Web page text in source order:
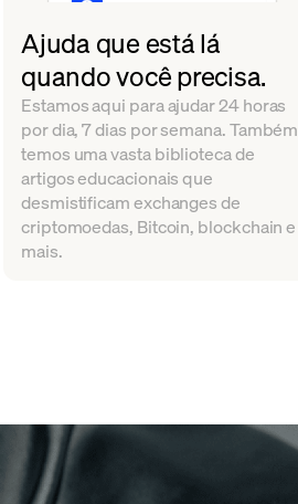
Ajuda que está lá
quando você precisa.
Estamos aqui para ajudar 24 horas
por dia, 7 dias por semana. Também
temos uma vasta biblioteca de
artigos educacionais que
desmistificam exchanges de
criptomoedas, Bitcoin, blockchain e
mais.